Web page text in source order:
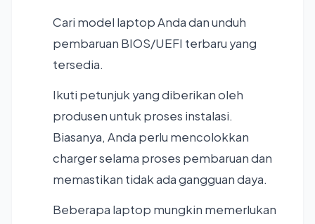
Cari model laptop Anda dan unduh
pembaruan BIOS/UEFI terbaru yang
tersedia.
Ikuti petunjuk yang diberikan oleh
produsen untuk proses instalasi.
Biasanya, Anda perlu mencolokkan
charger selama proses pembaruan dan
memastikan tidak ada gangguan daya.
Beberapa laptop mungkin memerlukan